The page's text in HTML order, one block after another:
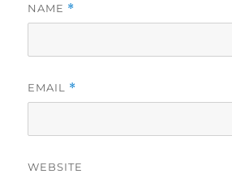
NAME *
EMAIL *
WEBSITE